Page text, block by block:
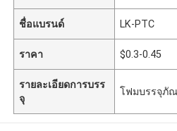
ชื่อแบรนด์ LK-PTC
ราคา $0.3-0.45
รายละเอียดการบรร
จุ
โฟมบรรจุภั